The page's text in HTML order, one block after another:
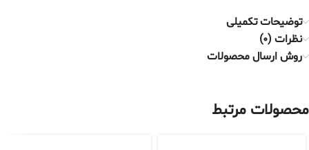
توضیحات تکمیلی
نظرات (0)
روش ارسال محصولات
محصولات مرتبط